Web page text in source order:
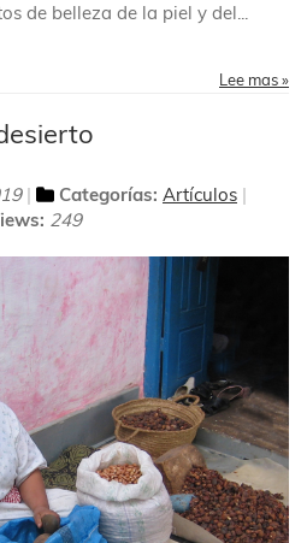
de belleza de la piel y del...
Lee mas »
Categorías: Artículos
249